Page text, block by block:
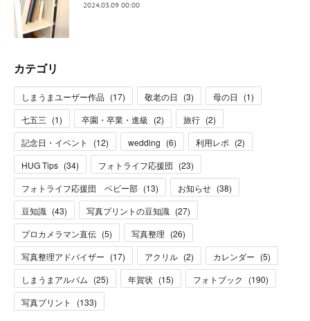
2024.03.09 00:00
カテゴリ
しまうまユーザー作品 (17) 敬老の日 (3) 母の日 (1)
七五三 (1) 卒園・卒業・進級 (2) 旅行 (2)
記念日・イベント
(12) wedding (6) 利用レポ (2)
HUG Tips (34) フォトライフ応援団 (23)
フォトライフ応援団 ベビー部 (13) お知らせ (38)
豆知識 (43) 写真プリントの豆知識 (27)
プロカメラマン直伝 (5) 写真整理 (26)
写真整理アドバイザー (17) アクリル (2) カレンダー (5)
しまうまアルバム (25) 年賀状 (15) フォトブック (190)
写真プリント
(133)